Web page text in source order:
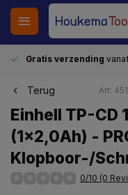
Gratis verzending
Terug Art:
Einhell TP-CD
(1x2,0Ah) -
Klopboor-/
0/10 (0